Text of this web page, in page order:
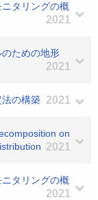
タリングの概
2021
ための地形
2021
の構築 2021
on
2021
タリングの概
2021